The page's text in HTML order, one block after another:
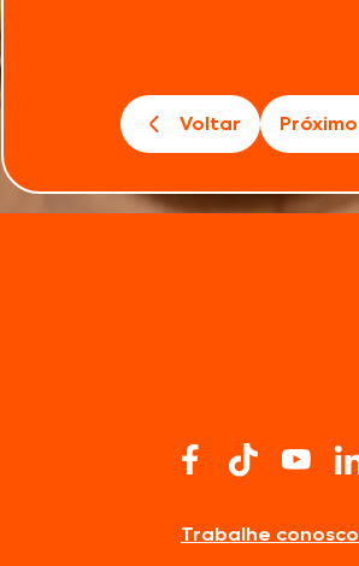
Voltar Próximo
Trabalhe conosco